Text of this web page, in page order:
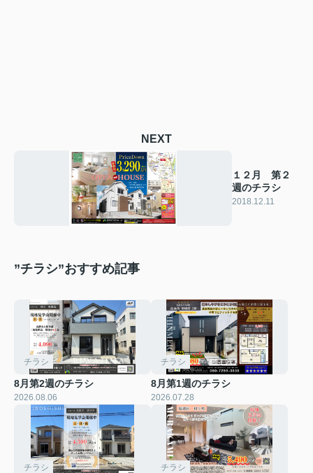
NEXT
１２月 第２
週のチラシ
2018.12.11
”チラシ”おすすめ記事
チラシ
8月第2週のチラシ
2026.08.06
チラシ
8月第1週のチラシ
2026.07.28
チラシ チラシ